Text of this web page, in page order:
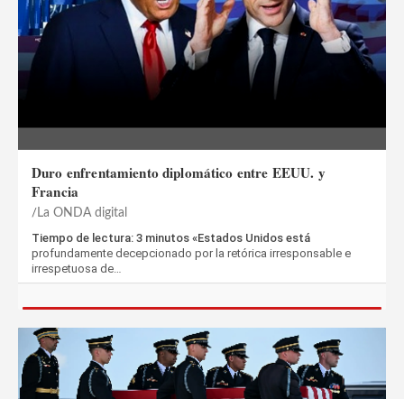
Duro enfrentamiento diplomático entre EEUU. y
Francia
La ONDA digital
Tiempo de lectura: 3 minutos «Estados Unidos está
profundamente decepcionado por la retórica irresponsable e
irrespetuosa de…